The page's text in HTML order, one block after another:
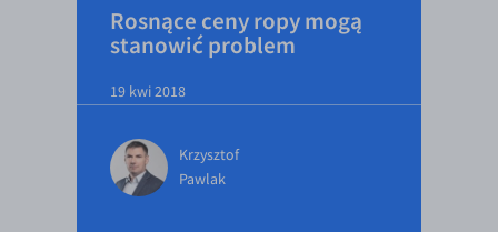
Rosnące ceny ropy mogą
stanowić problem
19 kwi 2018
Krzysztof
Pawlak